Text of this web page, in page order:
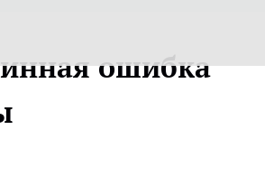
ошибка